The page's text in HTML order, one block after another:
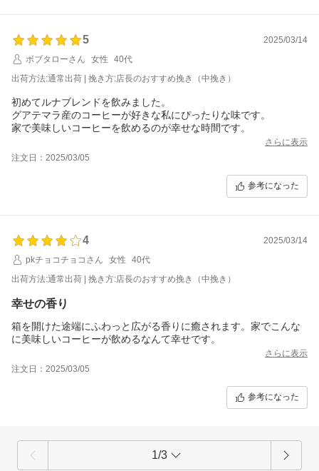
5
2025/03/14
ボブタローさん
女性
40代
出荷方法:通常出荷 | 挽き方:店長のおすすめ挽き（中挽き）
初めてルナブレンドを飲みました。
グアテマラ産のコーヒーが好きな私にぴったりな味です。
家で美味しいコーヒーを飲めるのが幸せな時間です。
さらに表示
注文日：2025/03/05
参考になった
4
2025/03/14
pkチョコチョコさん
女性
40代
出荷方法:通常出荷 | 挽き方:店長のおすすめ挽き（中挽き）
幸せの香り
箱を開けた途端にふわっと広がる香りに癒されます。家でこんな
に美味しいコーヒーが飲めるなんて幸せです。
さらに表示
注文日：2025/03/05
参考になった
1/3